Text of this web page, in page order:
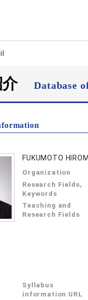
介Database
FUKUMOTO
Organization
Research Fields,
Keywords
Teaching and
Research Fields
Syllabus
information URL